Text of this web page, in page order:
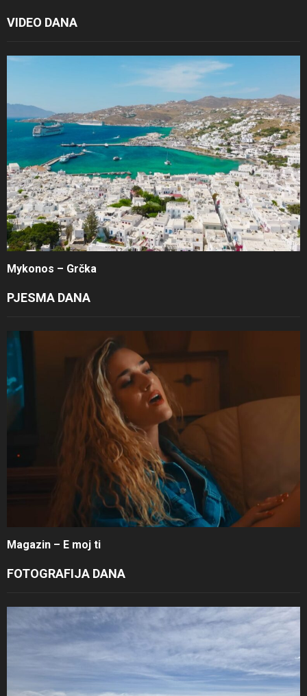
VIDEO DANA
Mykonos – Grčka
PJESMA DANA
Magazin – E moj ti
FOTOGRAFIJA DANA